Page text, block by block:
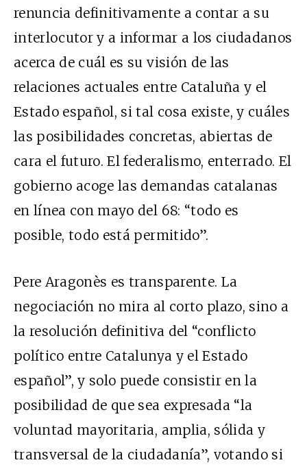
renuncia definitivamente a contar a su
interlocutor y a informar a los ciudadanos
acerca de cuál es su visión de las
relaciones actuales entre Cataluña y el
Estado español, si tal cosa existe, y cuáles
las posibilidades concretas, abiertas de
cara el futuro. El federalismo, enterrado. El
gobierno acoge las demandas catalanas
en línea con mayo del 68: “todo es
posible, todo está permitido”.
Pere Aragonès es transparente. La
negociación no mira al corto plazo, sino a
la resolución definitiva del “conflicto
político entre Catalunya y el Estado
español”, y solo puede consistir en la
posibilidad de que sea expresada “la
voluntad mayoritaria, amplia, sólida y
transversal de la ciudadanía”, votando si